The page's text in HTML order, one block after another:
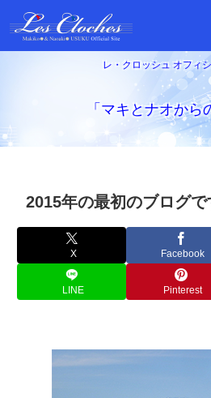
レ・クロッシュ オフィ
「マキとナオから
2015年の最初のブログで
X Facebook
LINE Pinterest